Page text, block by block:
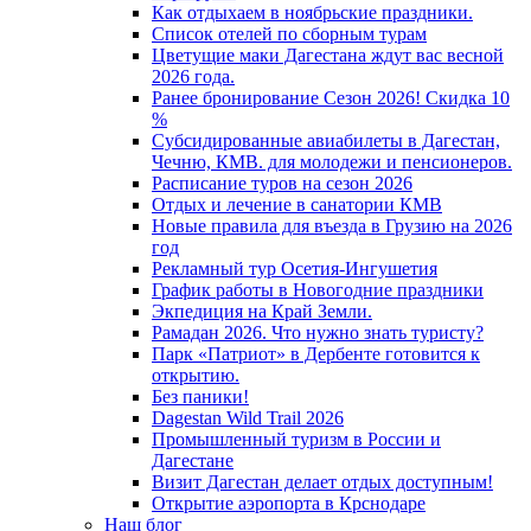
Как отдыхаем в ноябрьские праздники.
Список отелей по сборным турам
Цветущие маки Дагестана ждут вас весной
2026 года.
Ранее бронирование Сезон 2026! Скидка 10
%
Субсидированные авиабилеты в Дагестан,
Чечню, КМВ. для молодежи и пенсионеров.
Расписание туров на сезон 2026
Отдых и лечение в санатории КМВ
Новые правила для въезда в Грузию на 2026
год
Рекламный тур Осетия-Ингушетия
График работы в Новогодние праздники
Экпедиция на Край Земли.
Рамадан 2026. Что нужно знать туристу?
Парк «Патриот» в Дербенте готовится к
открытию.
Без паники!
Dagestan Wild Trail 2026
Промышленный туризм в России и
Дагестане
Визит Дагестан делает отдых доступным!
Открытие аэропорта в Крснодаре
Наш блог